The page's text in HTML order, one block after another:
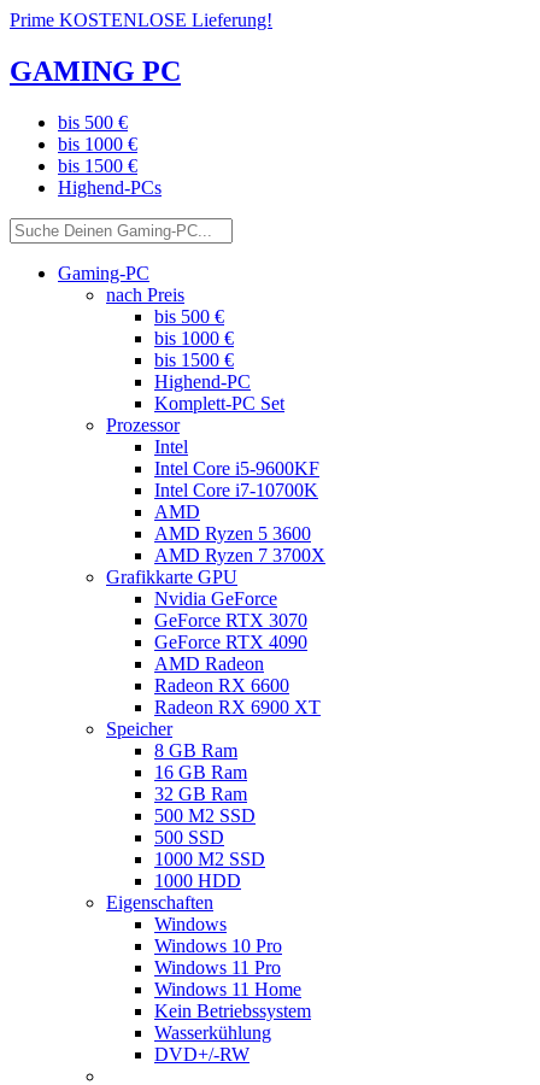
Prime KOSTENLOSE Lieferung!
GAMING PC
bis 500 €
bis 1000 €
bis 1500 €
Highend-PCs
Gaming-PC
nach Preis
bis 500 €
bis 1000 €
bis 1500 €
Highend-PC
Komplett-PC Set
Prozessor
Intel
Intel Core i5-9600KF
Intel Core i7-10700K
AMD
AMD Ryzen 5 3600
AMD Ryzen 7 3700X
Grafikkarte GPU
Nvidia GeForce
GeForce RTX 3070
GeForce RTX 4090
AMD Radeon
Radeon RX 6600
Radeon RX 6900 XT
Speicher
8 GB Ram
16 GB Ram
32 GB Ram
500 M2 SSD
500 SSD
1000 M2 SSD
1000 HDD
Eigenschaften
Windows
Windows 10 Pro
Windows 11 Pro
Windows 11 Home
Kein Betriebssystem
Wasserkühlung
DVD+/-RW